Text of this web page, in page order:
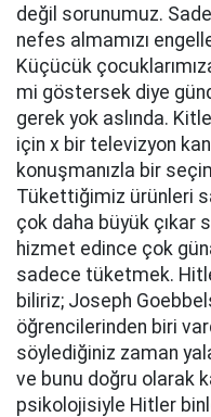
değil sorunumuz.
nefes almamızı
Küçücük
mi göstersek diye
gerek yok aslında.
için x bir televizyon
konuşmanızla bir
Tükettiğimiz ürünleri
çok daha büyük çıkar
hizmet edince çok
sadece tüketmek.
biliriz; Joseph
öğrencilerinden biri
söylediğiniz zaman
ve bunu doğru olarak
psikolojisiyle Hitler